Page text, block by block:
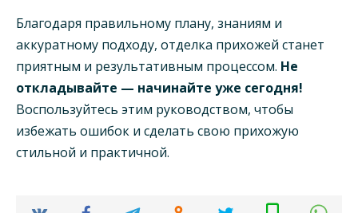
Благодаря правильному плану, знаниям и
аккуратному подходу, отделка прихожей станет
приятным и результативным процессом. Не
откладывайте — начинайте уже сегодня!
Воспользуйтесь этим руководством, чтобы
избежать ошибок и сделать свою прихожую
стильной и практичной.